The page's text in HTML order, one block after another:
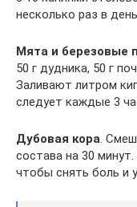
несколько раз в
Мята и березовые
50 г дудника, 50 г
Заливают литром
следует каждые 3
Дубовая кора.
состава на 30
чтобы снять боль и